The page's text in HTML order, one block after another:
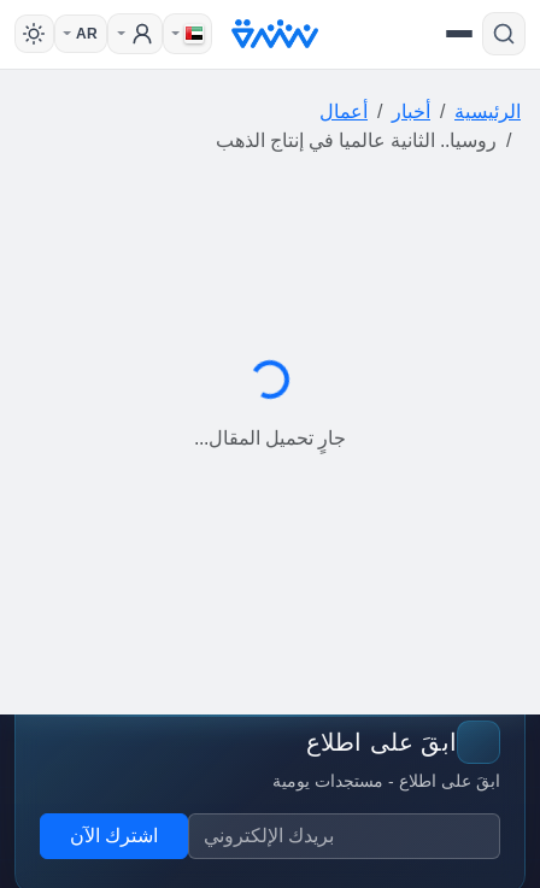
AR
الرئيسية أخبار
أعمال
روسيا.. الثانية عالميا في إنتاج الذهب
جارٍ التحميل...
جارٍ تحميل المقال...
ابقَ على اطلاع
ابقَ على اطلاع - مستجدات يومية
اشترك الآن